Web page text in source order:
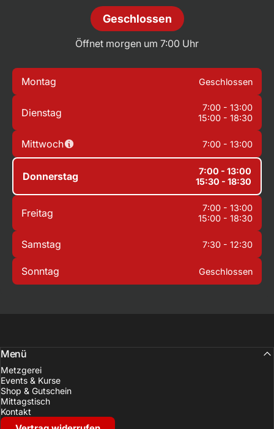
Geschlossen
Öffnet morgen um 7:00 Uhr
Montag Geschlossen
Dienstag
7:00 - 13:00
15:00 - 18:30
Mittwoch 7:00 - 13:00
Donnerstag
7:00 - 13:00
15:30 - 18:30
Freitag
7:00 - 13:00
15:00 - 18:30
Samstag 7:30 - 12:30
Sonntag Geschlossen
Menü
Metzgerei
Events & Kurse
Shop & Gutschein
Mittagstisch
Kontakt